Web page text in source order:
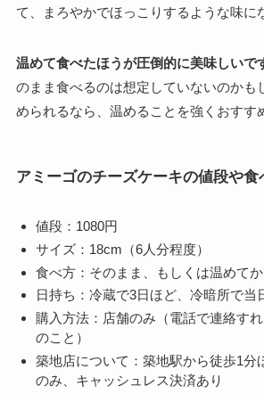
て、まろやかでほっこりするような味に
温めて食べたほうが圧倒的に美味しいで
のまま食べるのは想定していないのかも
められるなら、温めることを強くおすす
アミーゴのチーズケーキの値段や食
値段：1080円
サイズ：18cm（6人分程度）
食べ方：そのまま、もしくは温めて
日持ち：冷蔵で3日ほど、冷暗所で当
購入方法：店舗のみ（電話で連絡す
のこと）
築地店について：築地駅から徒歩1分
のみ、キャッシュレス決済あり